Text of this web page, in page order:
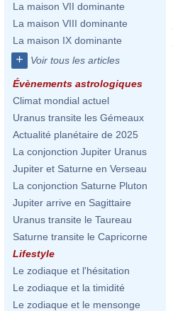
La maison VII dominante
La maison VIII dominante
La maison IX dominante
+ Voir tous les articles
Évènements astrologiques
Climat mondial actuel
Uranus transite les Gémeaux
Actualité planétaire de 2025
La conjonction Jupiter Uranus
Jupiter et Saturne en Verseau
La conjonction Saturne Pluton
Jupiter arrive en Sagittaire
Uranus transite le Taureau
Saturne transite le Capricorne
Lifestyle
Le zodiaque et l'hésitation
Le zodiaque et la timidité
Le zodiaque et le mensonge